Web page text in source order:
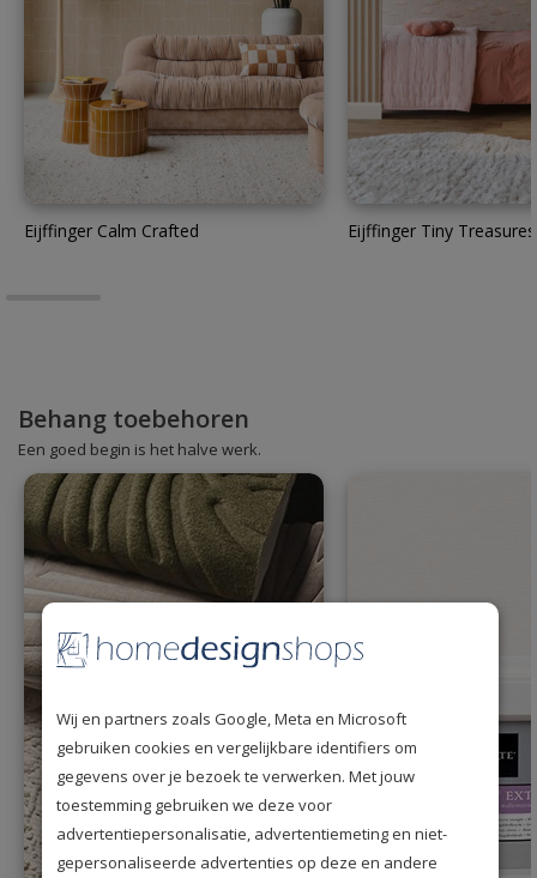
Eijffinger Calm Crafted Eijffinger Tiny Treasures
Behang toebehoren
Een goed begin is het halve werk.
Wij en partners zoals Google, Meta en Microsoft
gebruiken cookies en vergelijkbare identifiers om
gegevens over je bezoek te verwerken. Met jouw
toestemming gebruiken we deze voor
advertentiepersonalisatie, advertentiemeting en niet-
gepersonaliseerde advertenties op deze en andere